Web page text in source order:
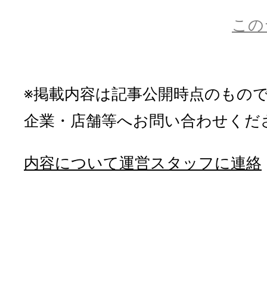
こ
※掲載内容は記事公開時点のもの
企業・店舗等へお問い合わせくだ
内容について運営スタッフに連絡